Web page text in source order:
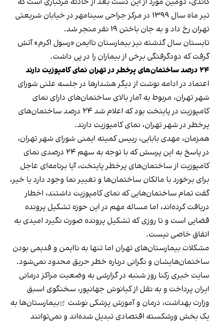
تیر ماه سال ۱۳۹۹ در مرکز جراحی سینامهر در خیابان شریعتی
تهران رخ داد و به جان‌ باختن ۱۹ نفر منجر شد.
تابستان سال گذشته نیز بیمارستان ناایمن «رسول اکرم» آتش
گرفت که دودگرفتگی برخی از بیماران را در پی داشت.
۲۴ درصد ساختمان‌های پرخطر در تهران نمای کامپوزیت دارند
اعتماد در ادامه نوشت از دیگر هشدارها در جلسه علنی شورای
شهر تهران، مربوط به آمار بالای ساختمان‌های دارای نمای
کامپوزیت در پایتخت بود که اعلام شد ۲۴ درصد ساختمان‌های
پرخطر در شهر تهران، نمای کامپوزیت دارند.
همزمان، مهدی بابایی، رییس کمیته ایمنی شورای شهر تهران،
در پاسخ به این پرسش که با توجه به سهم ۲۴ درصدی نمای
کامپوزیت از ساختمان‌های پرخطر پایتخت، آیا برنامه‌ای عاجل
برای برخورد با مالکان ساختمان‌ها و تغییر نما وجود دارد یا خیر،
گفت تمام ساختمان‌هایی که نمای کامپوزیت داشتند، اخطار
دریافت کرده‌اند، اما مساله مهم در این حوزه تشکیل پرونده
قضایی است و تا روزی که تشکیل پرونده صورت نگیرد امیدی به
اتفاق خاصی نیست.
مشکلات بیمارستان‌های تهران اما تنها به ناایمن و قدیمی بودن
ساختمان‌هایشان و نگرانی درباره خطر حریق محدود نمی‌شود.
سایت خبری رکنا روز شنبه در گزارشی به وضعیت مراکز درمانی
ایران پرداخت و به نقل از کیانوش جهانپور، سخنگوی اسبق
وزارت بهداشت، درمان و آموزش پزشکی نوشت
بیمارستان‌ها به
یک بخش ورشکسته اقتصادی تبدیل شده‌اند و نمی‌توانند